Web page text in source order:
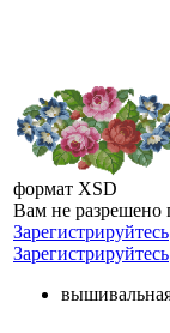
формат XSD
Вам не разрешено
Зарегистрируйтесь
Зарегистрируйтесь